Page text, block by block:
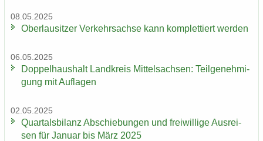
08.05.2025
Ober­lau­sit­zer Ver­kehrs­ach­se kann kom­plet­tiert wer­den
06.05.2025
Dop­pel­haus­halt Land­kreis Mit­tel­sach­sen: Teil­ge­neh­mi­
gung mit Auf­la­gen
02.05.2025
Quar­tals­bi­lanz Ab­schie­bun­gen und frei­wil­li­ge Aus­rei­
sen für Ja­nu­ar bis März 2025